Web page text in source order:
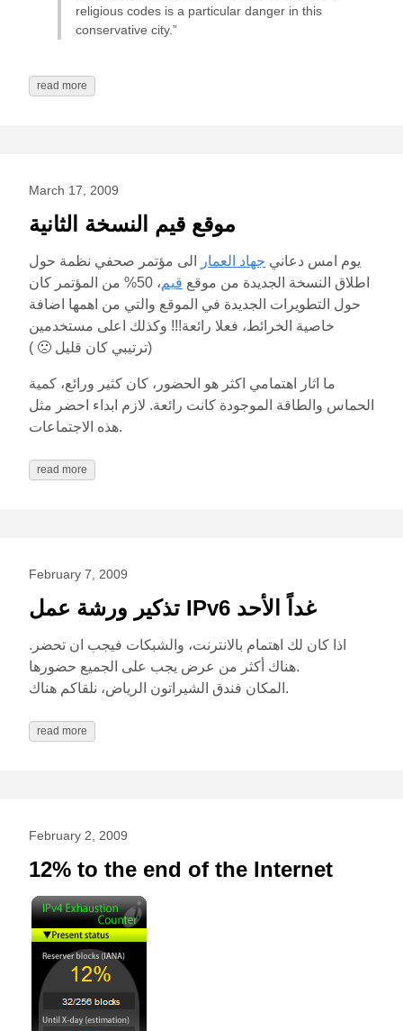
religious codes is a particular danger in this
conservative city.”
read more
March 17, 2009
موقع قيم النسخة الثانية
يوم امس دعاني جهاد العمار
الى مؤتمر صحفي نظمة حول
اطلاق النسخة الجديدة من موقع قيم
، 50% من المؤتمر كان
حول التطويرات الجديدة في الموقع والتي من اهمها اضافة
خاصية الخرائط، فعلا رائعة!!! وكذلك اعلى مستخدمين
(ترتيبي كان قليل 🙁 )
ما اثار اهتمامي اكثر هو الحضور، كان كثير ورائع، كمية
الحماس والطاقة الموجودة كانت رائعة. لازم ابداء احضر مثل
هذه الاجتماعات.
read more
February 7, 2009
تذكير ورشة عمل IPv6 غداً الأحد
اذا كان لك اهتمام بالانترنت، والشبكات فيجب ان تحضر.
هناك أكثر من عرض يجب على الجميع حضورها.
المكان فندق الشيراتون الرياض، نلقاكم هناك.
read more
February 2, 2009
12% to the end of the Internet